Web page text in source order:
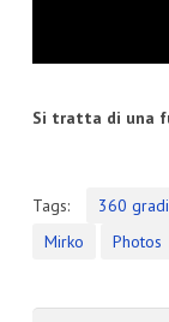
Si tratta di una
Tags: 360 gradi
Mirko
Photos